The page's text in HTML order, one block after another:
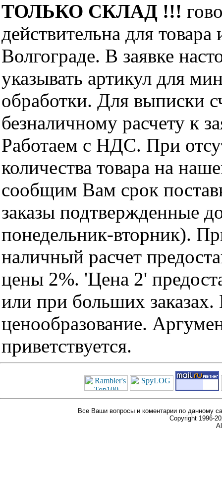
ТОЛЬКО СКЛАД !!!
действительна для
Волгограде. В заявке
указывать артикул для
обработки. Для выписки
безналичному расчету к
Работаем с НДС. При
количества товара на
сообщим Вам срок
заказы подтвержденные
понедельник-вторник).
наличный расчет
цены 2%. 'Цена 2'
или при больших
ценообразование.
приветствуется.
Все Ваши вопросы и коментарии по данному
Copyright 1996-